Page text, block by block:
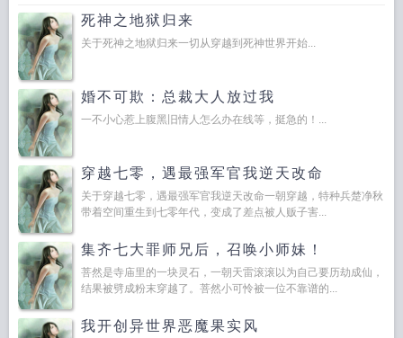
死神之地狱归来
关于死神之地狱归来一切从穿越到死神世界开始...
婚不可欺：总裁大人放过我
一不小心惹上腹黑旧情人怎么办在线等，挺急的！...
穿越七零，遇最强军官我逆天改命
关于穿越七零，遇最强军官我逆天改命一朝穿越，特种兵楚净秋
带着空间重生到七零年代，变成了差点被人贩子害...
集齐七大罪师兄后，召唤小师妹！
菩然是寺庙里的一块灵石，一朝天雷滚滚以为自己要历劫成仙，
结果被劈成粉末穿越了。菩然小可怜被一位不靠谱的...
我开创异世界恶魔果实风